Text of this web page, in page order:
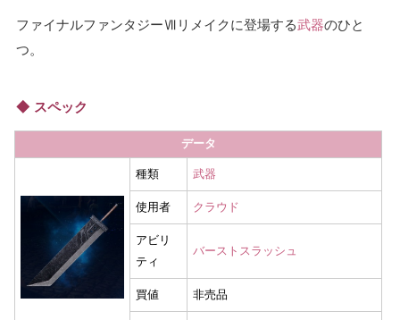
ファイナルファンタジーⅦリメイクに登場する武器のひと
つ。
スペック
データ
種類 武器
使用者 クラウド
アビリ
ティ
バーストスラッシュ
買値 非売品